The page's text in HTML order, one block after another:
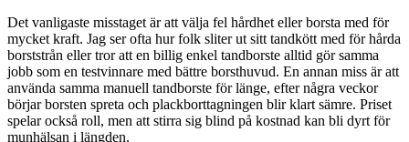
Det vanligaste misstaget är att välja fel hårdhet eller borsta med för
mycket kraft. Jag ser ofta hur folk sliter ut sitt tandkött med för hårda
borststrån eller tror att en billig enkel tandborste alltid gör samma
jobb som en testvinnare med bättre borsthuvud. En annan miss är att
använda samma manuell tandborste för länge, efter några veckor
börjar borsten spreta och plackborttagningen blir klart sämre. Priset
spelar också roll, men att stirra sig blind på kostnad kan bli dyrt för
munhälsan i längden.